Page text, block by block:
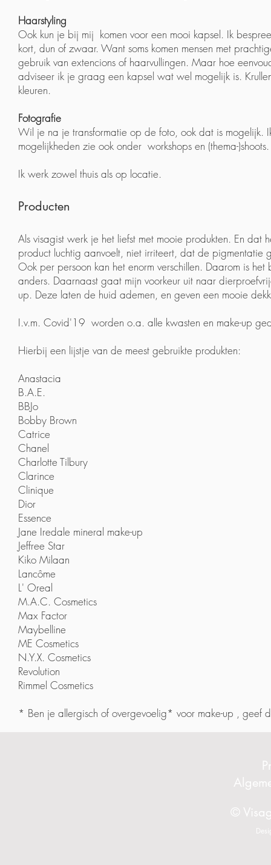
Haarstyling
Ook kun je bij mij komen voor een mooi kapsel. Ik
kort, dun of zwaar. Want soms komen mensen met
gebruik van extencions of haarvullingen. Maar hoe
adviseer ik je graag een kapsel wat wel mogelijk is.
kleuren.
Fotografie
Wil je na je transformatie op de foto, ook dat is mogelijk.
mogelijkheden zie ook onder workshops en (thema-)shoots.
Ik werk zowel thuis als op locatie.
Producten
Als visagist werk je het liefst met mooie produkten. En
product luchtig aanvoelt, niet irriteert, dat de
Ook per persoon kan het enorm verschillen. Daarom is
anders. Daarnaast gaat mijn voorkeur uit naar
up. Deze laten de huid ademen, en geven een mooie
I.v.m. Covid'19 worden o.a. alle kwasten en make-up
Hierbij een lijstje van de meest gebruikte produkten:
Anastacia
B.A.E.
BBJo
Bobby Brown
Catrice
Chanel
Charlotte Tilbury
Clarince
Clinique
Dior
Essence
Jane Iredale mineral make-up
Jeffree Star
Kiko Milaan
Lancôme
L' Oreal
M.A.C. Cosmetics
Max Factor
Maybelline
ME Cosmetics
N.Y.X. Cosmetics
Revolution
Rimmel Cosmetics
* Ben je allergisch of overgevoelig* voor make-up , geef
©